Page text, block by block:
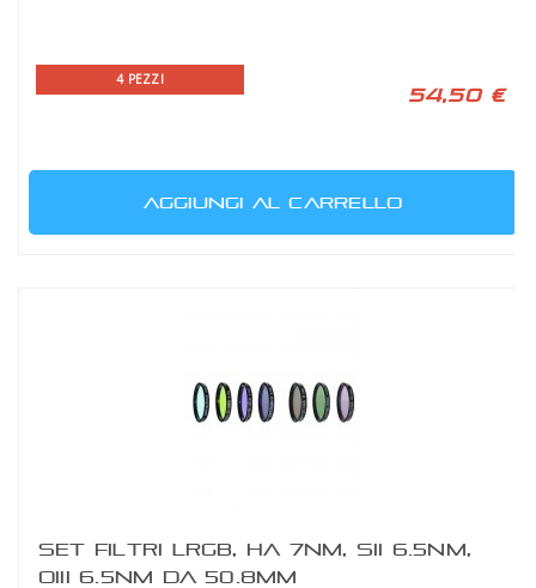
4 PEZZI
54,50 €
AGGIUNGI AL CARRELLO
SET FILTRI LRGB, HA 7NM, SII 6.5NM,
OIII 6.5NM DA 50.8MM